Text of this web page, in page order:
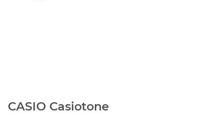
CASIO Casiotone